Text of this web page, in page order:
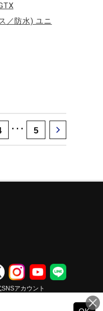
／防水) ユニ
･･･ 5
SNSアカウント